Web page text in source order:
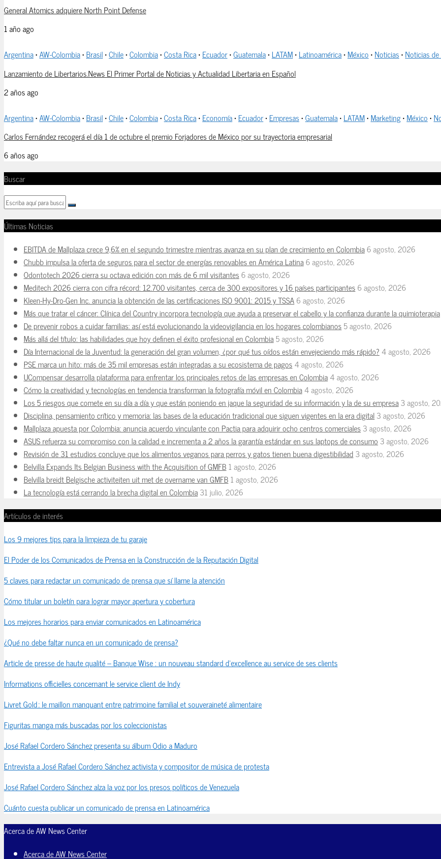
General Atomics adquiere North Point Defense
1 año ago
Argentina•AW-Colombia•Brasil•Chile•Colombia•Costa Rica•Ecuador•Guatemala•LATAM•Latinoamérica•México•Noticias•Noticias
Lanzamiento de Libertarios.News El Primer Portal de Noticias y Actualidad Libertaria en Español
2 años ago
Argentina•AW-Colombia•Brasil•Chile•Colombia•Costa Rica•Economía•Ecuador•Empresas•Guatemala•LATAM•Marketing•México•
Carlos Fernández recogerá el día 1 de octubre el premio Forjadores de México por su trayectoria empresarial
6 años ago
Buscar
Últimas Noticias
EBITDA de Mallplaza crece 9,6% en el segundo trimestre mientras avanza en su plan de crecimiento en Colombia6 agosto, 2026
Chubb impulsa la oferta de seguros para el sector de energías renovables en América Latina6 agosto, 2026
Odontotech 2026 cierra su octava edición con más de 6 mil visitantes6 agosto, 2026
Meditech 2026 cierra con cifra récord: 12.700 visitantes, cerca de 300 expositores y 16 países participantes6 agosto, 2026
Kleen-Hy-Dro-Gen Inc. anuncia la obtención de las certificaciones ISO 9001: 2015 y TSSA6 agosto, 2026
Más que tratar el cáncer: Clínica del Country incorpora tecnología que ayuda a preservar el cabello y la confianza durante la quimioterapia
De prevenir robos a cuidar familias: así está evolucionando la videovigilancia en los hogares colombianos5 agosto, 2026
Más allá del título: las habilidades que hoy definen el éxito profesional en Colombia5 agosto, 2026
Día Internacional de la Juventud: la generación del gran volumen, ¿por qué tus oídos están envejeciendo más rápido? 4 agosto, 2026
PSE marca un hito: más de 35 mil empresas están integradas a su ecosistema de pagos4 agosto, 2026
UCompensar desarrolla plataforma para enfrentar los principales retos de las empresas en Colombia4 agosto, 2026
Cómo la creatividad y tecnologías en tendencia transforman la fotografía móvil en Colombia4 agosto, 2026
Los 5 riesgos que comete en su día a día y que están poniendo en jaque la seguridad de su información y la de su empresa3 agosto,
Disciplina, pensamiento crítico y memoria: las bases de la educación tradicional que siguen vigentes en la era digital 3 agosto, 2026
Mallplaza apuesta por Colombia: anuncia acuerdo vinculante con Pactia para adquirir ocho centros comerciales3 agosto, 2026
ASUS refuerza su compromiso con la calidad e incrementa a 2 años la garantía estándar en sus laptops de consumo 3 agosto, 2026
Revisión de 31 estudios concluye que los alimentos veganos para perros y gatos tienen buena digestibilidad 3 agosto, 2026
Belvilla Expands Its Belgian Business with the Acquisition of GMFB1 agosto, 2026
Belvilla breidt Belgische activiteiten uit met de overname van GMFB1 agosto, 2026
La tecnología está cerrando la brecha digital en Colombia31 julio, 2026
Artículos de interés
Los 9 mejores tips para la limpieza de tu garaje
El Poder de los Comunicados de Prensa en la Construcción de la Reputación Digital
5 claves para redactar un comunicado de prensa que sí llame la atención
Cómo titular un boletín para lograr mayor apertura y cobertura
Los mejores horarios para enviar comunicados en Latinoamérica
¿Qué no debe faltar nunca en un comunicado de prensa?
Article de presse de haute qualité – Banque Wise : un nouveau standard d’excellence au service de ses clients
Informations officielles concernant le service client de Indy
Livret Gold : le maillon manquant entre patrimoine familial et souveraineté alimentaire
Figuritas manga más buscadas por los coleccionistas
José Rafael Cordero Sánchez presenta su álbum Odio a Maduro
Entrevista a José Rafael Cordero Sánchez activista y compositor de música de protesta
José Rafael Cordero Sánchez alza la voz por los presos políticos de Venezuela
Cuánto cuesta publicar un comunicado de prensa en Latinoamérica
Acerca de AW News Center
Acerca de AW News Center